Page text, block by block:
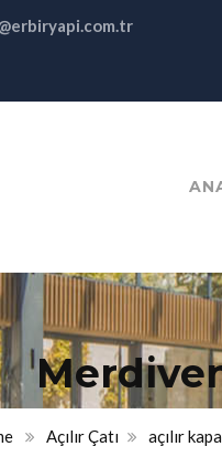
Açılır Çatı açılır